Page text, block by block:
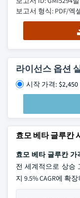
보고서 형식: PDF/
라이선스 옵션
시작 가격: $2,450
효모 베타 글루칸
효모 베타 글루칸 가
전 세계적으로 상승
지 9.5% CAGR에 확